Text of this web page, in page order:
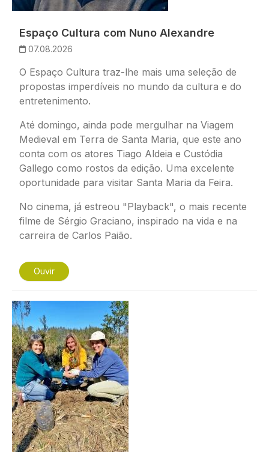
Espaço Cultura com Nuno Alexandre
07.08.2026
O Espaço Cultura traz-lhe mais uma seleção de
propostas imperdíveis no mundo da cultura e do
entretenimento.
Até domingo, ainda pode mergulhar na Viagem
Medieval em Terra de Santa Maria, que este ano
conta com os atores Tiago Aldeia e Custódia
Gallego como rostos da edição. Uma excelente
oportunidade para visitar Santa Maria da Feira.
No cinema, já estreou "Playback", o mais recente
filme de Sérgio Graciano, inspirado na vida e na
carreira de Carlos Paião.
Ouvir
Imagem